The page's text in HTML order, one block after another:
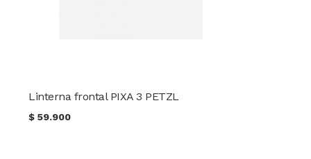
Linterna frontal PIXA 3 PETZL
$59.900